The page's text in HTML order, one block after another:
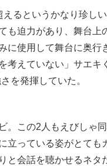
るというかなり珍し
も迫力があり、舞台上
に使用して舞台に奥行
考えていない」サエキ
を発揮していた。
。この2人もえびしゃ
立っている姿がとても
と会話を聴かせるネタ